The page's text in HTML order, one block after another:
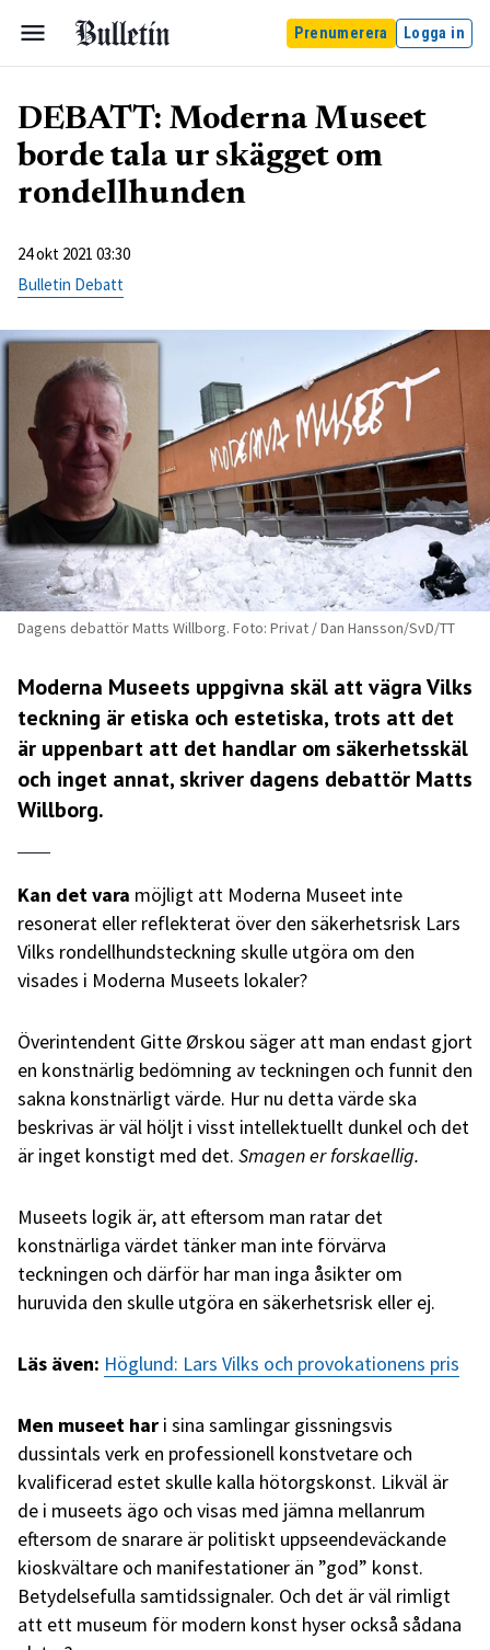
Prenumerera Logga in
DEBATT: Moderna Museet
borde tala ur skägget om
rondellhunden
24 okt 2021 03:30
Bulletin Debatt
Dagens debattör Matts Willborg. Foto: Privat / Dan Hansson/SvD/TT
Moderna Museets uppgivna skäl att vägra Vilks
teckning är etiska och estetiska, trots att det
är uppenbart att det handlar om säkerhetsskäl
och inget annat, skriver dagens debattör Matts
Willborg.
Kan det vara möjligt att Moderna Museet inte
resonerat eller reflekterat över den säkerhetsrisk Lars
Vilks rondellhundsteckning skulle utgöra om den
visades i Moderna Museets lokaler?
Överintendent Gitte Ørskou säger att man endast gjort
en konstnärlig bedömning av teckningen och funnit den
sakna konstnärligt värde. Hur nu detta värde ska
beskrivas är väl höljt i visst intellektuellt dunkel och det
är inget konstigt med det. Smagen er forskaellig.
Museets logik är, att eftersom man ratar det
konstnärliga värdet tänker man inte förvärva
teckningen och därför har man inga åsikter om
huruvida den skulle utgöra en säkerhetsrisk eller ej.
Läs även: Höglund: Lars Vilks och provokationens pris
Men museet har i sina samlingar gissningsvis
dussintals verk en professionell konstvetare och
kvalificerad estet skulle kalla hötorgskonst. Likväl är
de i museets ägo och visas med jämna mellanrum
eftersom de snarare är politiskt uppseendeväckande
kioskvältare och manifestationer än ”god” konst.
Betydelsefulla samtidssignaler. Och det är väl rimligt
att ett museum för modern konst hyser också sådana